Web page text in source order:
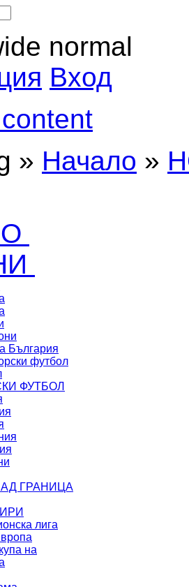
normal
Вход
» Начало »
България
футбол
ФУТБОЛ
ГРАНИЦА
лига
на